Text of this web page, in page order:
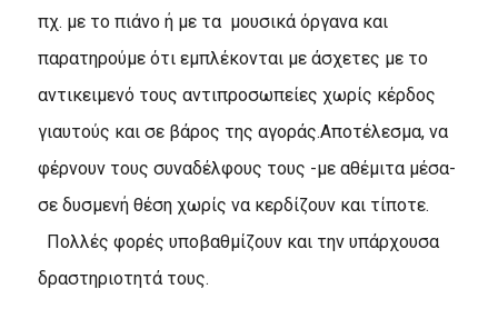
πχ. με το πιάνο ή με τα μουσικά όργανα και
παρατηρούμε ότι εμπλέκονται με άσχετες με το
αντικειμενό τους αντιπροσωπείες χωρίς κέρδος
γιαυτούς και σε βάρος της αγοράς.Aποτέλεσμα, να
φέρνουν τους συναδέλφους τους -με αθέμιτα μέσα-
σε δυσμενή θέση χωρίς να κερδίζουν και τίποτε.
Πολλές φορές υποβαθμίζουν και την υπάρχουσα
δραστηριοτητά τους.